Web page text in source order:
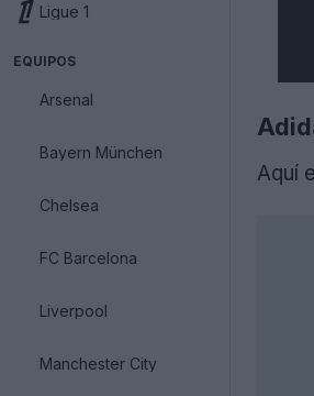
Ligue 1
EQUIPOS
Arsenal
Bayern München
Chelsea
FC Barcelona
Liverpool
Manchester City
Aquí